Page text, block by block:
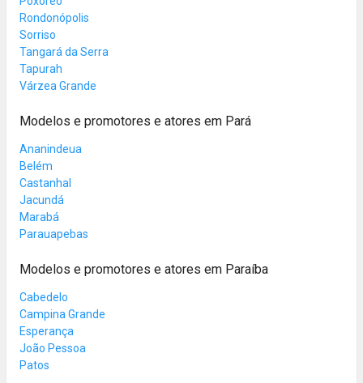
Rondonópolis
Sorriso
Tangará da Serra
Tapurah
Várzea Grande
Modelos e promotores e atores em Pará
Ananindeua
Belém
Castanhal
Jacundá
Marabá
Parauapebas
Modelos e promotores e atores em Paraíba
Cabedelo
Campina Grande
Esperança
João Pessoa
Patos